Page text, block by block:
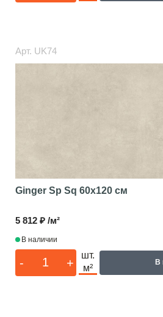
Арт. UK74
Ginger Sp Sq 60x120 см
5 812 ₽ /м²
В наличии
- +
шт.
м²
В